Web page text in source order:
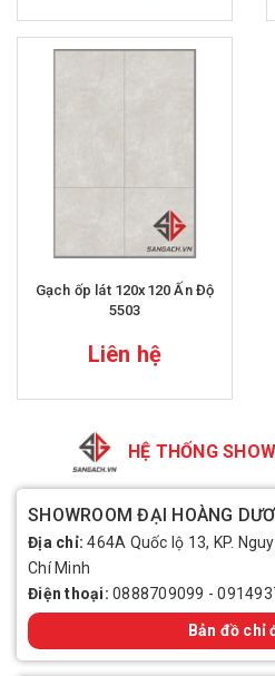
Gạch ốp lát 120x120 Ấn Độ
5503
Liên hệ
HỆ THỐNG
SHOWROOM ĐẠI HOÀNG
Địa chỉ:464A Quốc lộ 13, KP.
Chí Minh
Điện thoại: 0888709099 -
Bản đồ chỉ